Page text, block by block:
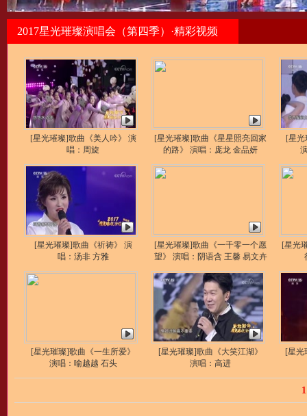
2017星光璀璨演唱会（第四季）·精彩视频
[星光璀璨]歌曲《美人吟》 演
唱：周旋
[星光璀璨]歌曲《星星照亮回家
的路》 演唱：庞龙 金品妍
[星光
[星光璀璨]歌曲《祈祷》 演
唱：汤非 方雅
[星光璀璨]歌曲《一千零一个愿
望》 演唱：阴语含 王馨 易文卉
[星光
[星光璀璨]歌曲《一生所爱》
演唱：喻越越 石头
[星光璀璨]歌曲《大笑江湖》
演唱：高进
[星光
1